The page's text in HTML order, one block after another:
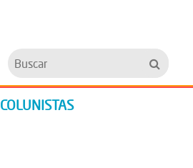
Buscar
COLUNISTAS